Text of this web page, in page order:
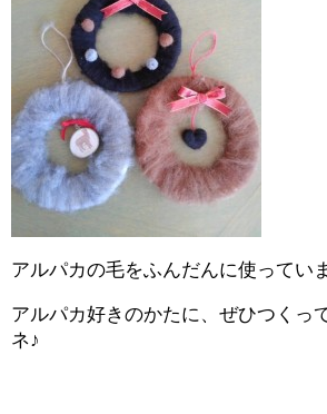
アルパカの毛をふんだんに使ってい
アルパカ好きのかたに、ぜひつくっ
ネ♪